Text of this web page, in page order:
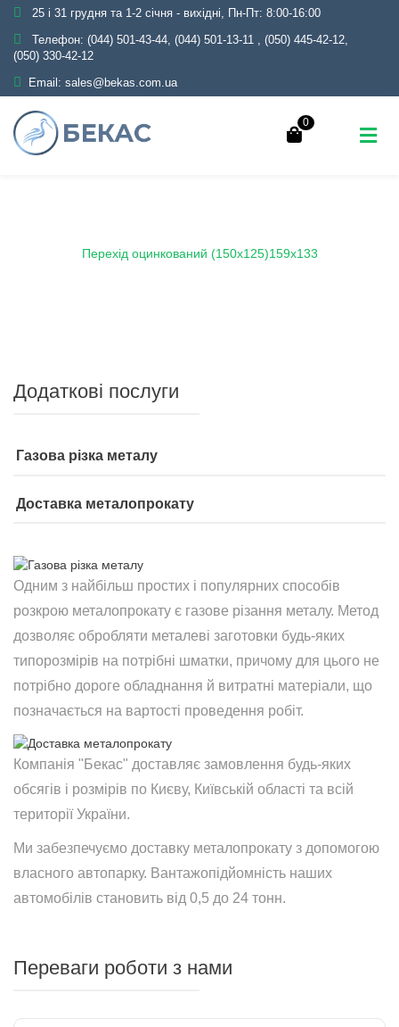
25 і 31 грудня та 1-2 січня - вихідні, Пн-Пт: 8:00-16:00
Телефон: (044) 501-43-44, (044) 501-13-11 , (050) 445-42-12,
(050) 330-42-12
Email: sales@bekas.com.ua
0
Перехід оцинкований (150х125)159х133
Додаткові послуги
Газова різка металу
Доставка металопрокату
Одним з найбільш простих і популярних способів
розкрою металопрокату є газове різання металу. Метод
дозволяє обробляти металеві заготовки будь-яких
типорозмірів на потрібні шматки, причому для цього не
потрібно дороге обладнання й витратні матеріали, що
позначається на вартості проведення робіт.
Компанія "Бекас" доставляє замовлення будь-яких
обсягів і розмірів по Києву, Київській області та всій
території України.
Ми забезпечуємо доставку металопрокату з допомогою
власного автопарку. Вантажопідйомність наших
автомобілів становить від 0,5 до 24 тонн.
Переваги роботи з нами